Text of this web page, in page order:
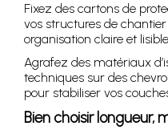
Fixez des cartons de
vos structures de
organisation claire et
Agrafez des matériaux
techniques sur des
pour stabiliser vos
Bien choisir longueur,